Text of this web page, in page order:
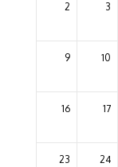
2 3
9 10
16 17
23 24